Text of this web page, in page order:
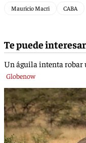
Mauricio Macri CABA